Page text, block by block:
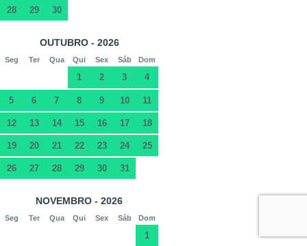
28 29 30
OUTUBRO - 2026
Seg Ter Qua Qui Sex Sáb Dom
1 2 3 4
5 6 7 8 9 10 11
12 13 14 15 16 17 18
19 20 21 22 23 24 25
26 27 28 29 30 31
NOVEMBRO - 2026
Seg Ter Qua Qui Sex Sáb Dom
1